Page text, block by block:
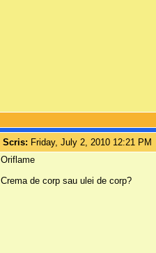
Scris: Friday, July 2, 2010 12:21 PM
Oriflame
Crema de corp sau ulei de corp?